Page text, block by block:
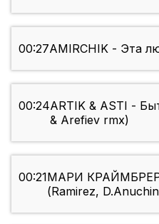
00:27AMIRCHIK - Эта
00:24ARTIK & ASTI -
& Arefiev rmx)
00:21МАРИ
(Ramirez,